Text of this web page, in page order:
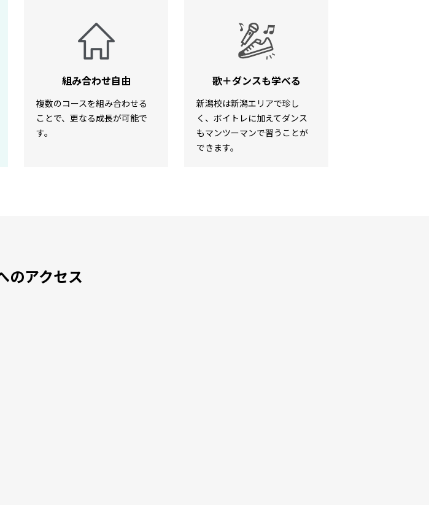
組み合わせ自由
複数のコースを組み合わせる
ことで、更なる成長が可能で
す。
歌＋ダンスも学べる
新潟校は新潟エリアで珍し
く、ボイトレに加えてダンス
もマンツーマンで習うことが
できます。
のアクセス